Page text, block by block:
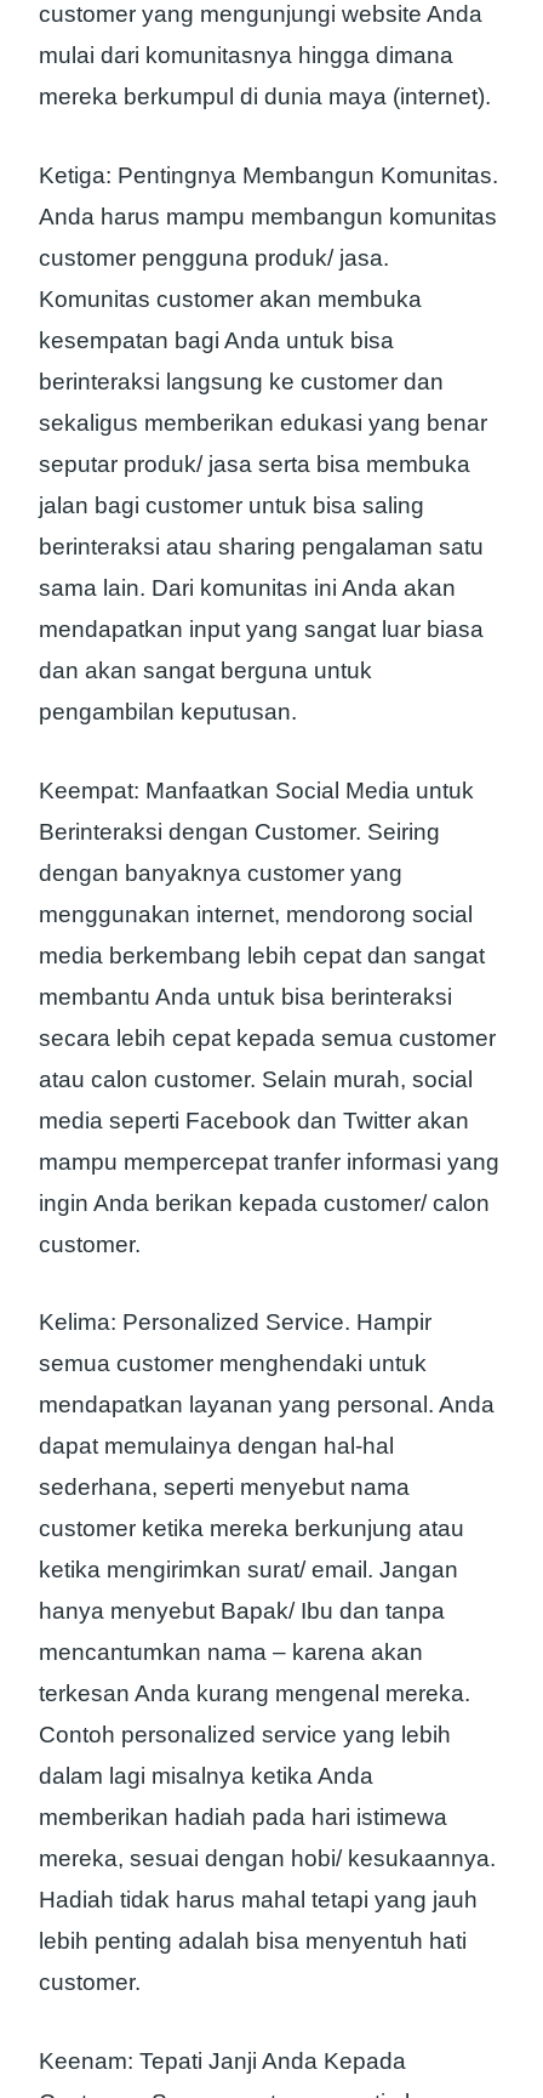
customer yang mengunjungi website Anda
mulai dari komunitasnya hingga dimana
mereka berkumpul di dunia maya (internet).
Ketiga: Pentingnya Membangun Komunitas.
Anda harus mampu membangun komunitas
customer pengguna produk/ jasa.
Komunitas customer akan membuka
kesempatan bagi Anda untuk bisa
berinteraksi langsung ke customer dan
sekaligus memberikan edukasi yang benar
seputar produk/ jasa serta bisa membuka
jalan bagi customer untuk bisa saling
berinteraksi atau sharing pengalaman satu
sama lain. Dari komunitas ini Anda akan
mendapatkan input yang sangat luar biasa
dan akan sangat berguna untuk
pengambilan keputusan.
Keempat: Manfaatkan Social Media untuk
Berinteraksi dengan Customer. Seiring
dengan banyaknya customer yang
menggunakan internet, mendorong social
media berkembang lebih cepat dan sangat
membantu Anda untuk bisa berinteraksi
secara lebih cepat kepada semua customer
atau calon customer. Selain murah, social
media seperti Facebook dan Twitter akan
mampu mempercepat tranfer informasi yang
ingin Anda berikan kepada customer/ calon
customer.
Kelima: Personalized Service. Hampir
semua customer menghendaki untuk
mendapatkan layanan yang personal. Anda
dapat memulainya dengan hal-hal
sederhana, seperti menyebut nama
customer ketika mereka berkunjung atau
ketika mengirimkan surat/ email. Jangan
hanya menyebut Bapak/ Ibu dan tanpa
mencantumkan nama – karena akan
terkesan Anda kurang mengenal mereka.
Contoh personalized service yang lebih
dalam lagi misalnya ketika Anda
memberikan hadiah pada hari istimewa
mereka, sesuai dengan hobi/ kesukaannya.
Hadiah tidak harus mahal tetapi yang jauh
lebih penting adalah bisa menyentuh hati
customer.
Keenam: Tepati Janji Anda Kepada